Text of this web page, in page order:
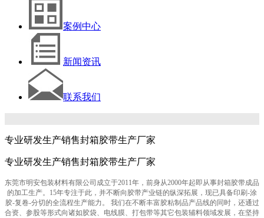
案例中心
新闻资讯
联系我们
专业研发生产销售封箱胶带生产厂家
专业研发生产销售封箱胶带生产厂家
东莞市明安包装材料有限公司成立于2011年，前身从2000年起即从事封箱胶带成品
的加工生产。15年专注于此，并不断向胶带产业链的纵深拓展，现已具备印刷-涂
胶-复卷-分切的全流程生产能力。 我们在不断丰富胶粘制品产品线的同时，还通过
合资、参股等形式向诸如胶袋、电线膜、打包带等其它包装辅料领域发展，在坚持